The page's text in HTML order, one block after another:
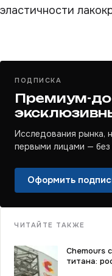
эластичности
ПОДПИСКА
Премиум-
Исследования рынка,
первыми лицами — без
Оформить
ЧИТАЙТЕ ТАКЖЕ
Chemours
титана: